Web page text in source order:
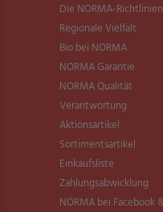
Die NORMA-
Regionale Vielfalt
Bio bei NORMA
NORMA Garantie
NORMA Qualität
Verantwortung
Aktionsartikel
Sortimentsartikel
Einkaufsliste
Zahlungsabwicklung
NORMA bei Facebook